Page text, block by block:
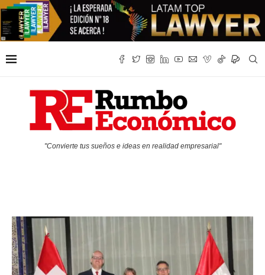
"Convierte tus sueños e ideas en realidad empresarial"